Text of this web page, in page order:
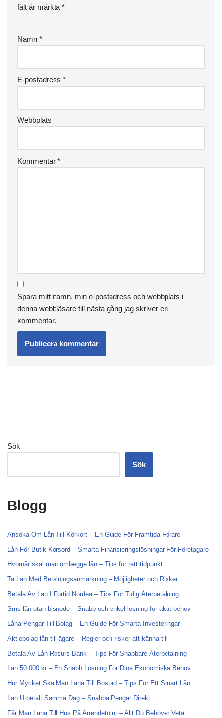
fält är märkta *
Namn *
E-postadress *
Webbplats
Kommentar *
Spara mitt namn, min e-postadress och webbplats i
denna webbläsare till nästa gång jag skriver en
kommentar.
Sök
Sök
Blogg
Ansöka Om Lån Till Körkort – En Guide För Framtida Förare
Lån För Butik Korsord – Smarta Finansieringslösningar För Företagare
Hvornår skal man omlægge lån – Tips för rätt tidpunkt
Ta Lån Med Betalningsanmärkning – Möjligheter och Risker
Betala Av Lån I Förtid Nordea – Tips För Tidig Återbetalning
Sms lån utan bisnode – Snabb och enkel lösning för akut behov
Låna Pengar Till Bolag – En Guide För Smarta Investeringar
Aktiebolag lån till ägare – Regler och risker att känna till
Betala Av Lån Resurs Bank – Tips För Snabbare Återbetalning
Lån 50 000 kr – En Snabb Lösning För Dina Ekonomiska Behov
Hur Mycket Ska Man Låna Till Bostad – Tips För Ett Smart Lån
Lån Utbetalt Samma Dag – Snabba Pengar Direkt
Får Man Låna Till Hus På Arrendetomt – Allt Du Behöver Veta